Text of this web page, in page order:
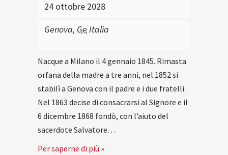
24 ottobre 2028
Genova, Ge Italia
Nacque a Milano il 4 gennaio 1845. Rimasta
orfana della madre a tre anni, nel 1852 si
stabilì a Genova con il padre e i due fratelli.
Nel 1863 decise di consacrarsi al Signore e il
6 dicembre 1868 fondò, con l’aiuto del
sacerdote Salvatore…
Per saperne di più »